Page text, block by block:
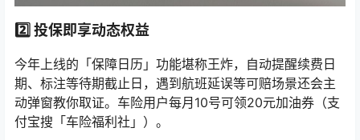
2️⃣ 投保即享动态权益
今年上线的「保障日历」功能堪称王炸，自动提醒续费日
期、标注等待期截止日，遇到航班延误等可赔场景还会主
动弹窗教你取证。车险用户每月10号可领20元加油券（支
付宝搜「车险福利社」）。